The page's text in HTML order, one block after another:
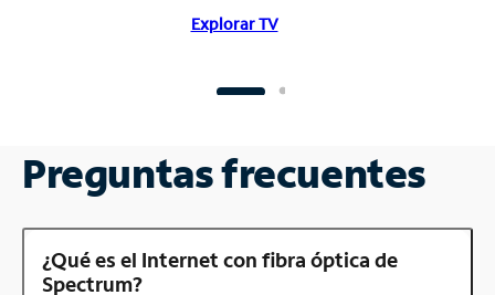
Explorar TV
Preguntas frecuentes
¿Qué es el Internet con fibra óptica de
Spectrum?